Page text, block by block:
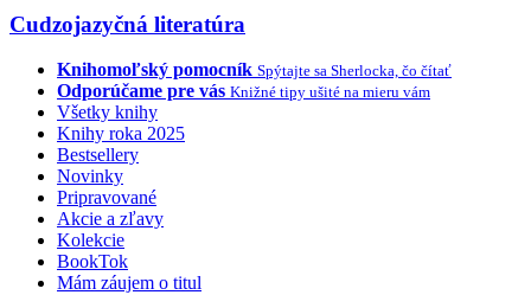
Cudzojazyčná literatúra
Knihomoľský pomocník Spýtajte sa Sherlocka, čo čítať
Odporúčame pre vás Knižné tipy ušité na mieru vám
Všetky knihy
Knihy roka 2025
Bestsellery
Novinky
Pripravované
Akcie a zľavy
Kolekcie
BookTok
Mám záujem o titul